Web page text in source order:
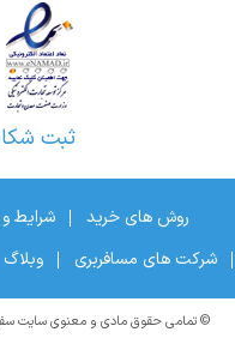
ثبت
روش های خرید شرایط
شرکت های مسافربری
وبلاگ